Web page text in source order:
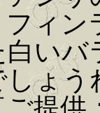
フィン
白いバ
しょう